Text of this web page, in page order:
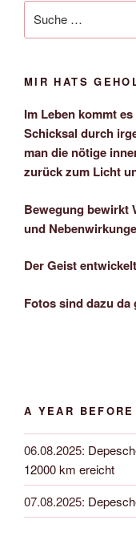
nach:
MIR HATS
Im Leben kommt
Schicksal durch
man die nötige
zurück zum Licht
Bewegung bewirkt
und
Der Geist
Fotos sind dazu
A YEAR BEFORE
06.08.2025:
12000 km ereicht
07.08.2025: